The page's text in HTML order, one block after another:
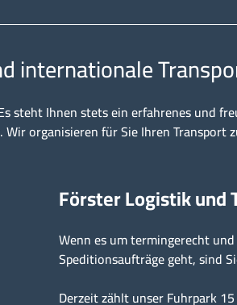
internationale
steht Ihnen stets ein erfahrenes und
organisieren für Sie Ihren Transport
Förster Logistik und
Wenn es um termingerecht
Speditionsaufträge geht, sind
Derzeit zählt unser Fuhrpark